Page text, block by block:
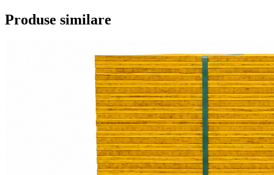
Produse similare